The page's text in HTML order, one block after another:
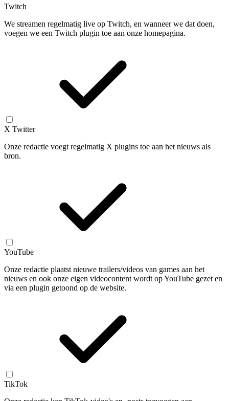
Twitch
We streamen regelmatig live op Twitch, en wanneer we dat doen,
voegen we een Twitch plugin toe aan onze homepagina.
X Twitter
Onze redactie voegt regelmatig X plugins toe aan het nieuws als
bron.
YouTube
Onze redactie plaatst nieuwe trailers/videos van games aan het
nieuws en ook onze eigen videocontent wordt op YouTube gezet en
via een plugin getoond op de website.
TikTok